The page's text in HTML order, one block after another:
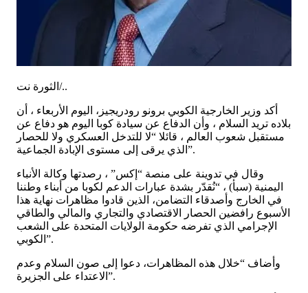
الثورة نت/..
أكد وزير الخارجية الكوبي برونو رودريجيز، اليوم الأربعاء ، أن
بلاده تريد السلام ، وأن الدفاع عن سيادة كوبا اليوم هو دفاع عن
مستقبل شعوب العالم ، قائلا “لا للتدخل العسكري ولا للحصار
الذي يرقى إلى مستوى الإبادة الجماعية”.
وقال في تدوينة على منصة “إكس” ، رصدتها وكالة الأنباء
اليمنية (سبأ) ، “نُقدّر بشدة عبارات الدعم لكوبا من أبناء وطننا
في الخارج وأصدقاء التضامن، الذين قادوا مظاهرات نهاية هذا
الأسبوع رافضين الحصار الاقتصادي والتجاري والمالي والطاقي
الإجرامي الذي تفرضه حكومة الولايات المتحدة على الشعب
الكوبي”.
وأضاف “خلال هذه المظاهرات، دعوا إلى صون السلام وعدم
الاعتداء على الجزيرة”.